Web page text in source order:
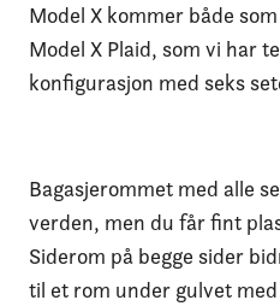
Model X kommer både
Model X Plaid, som vi har
konfigurasjon med seks
Bagasjerommet med alle
verden, men du får fint
Siderom på begge sider
til et rom under gulvet